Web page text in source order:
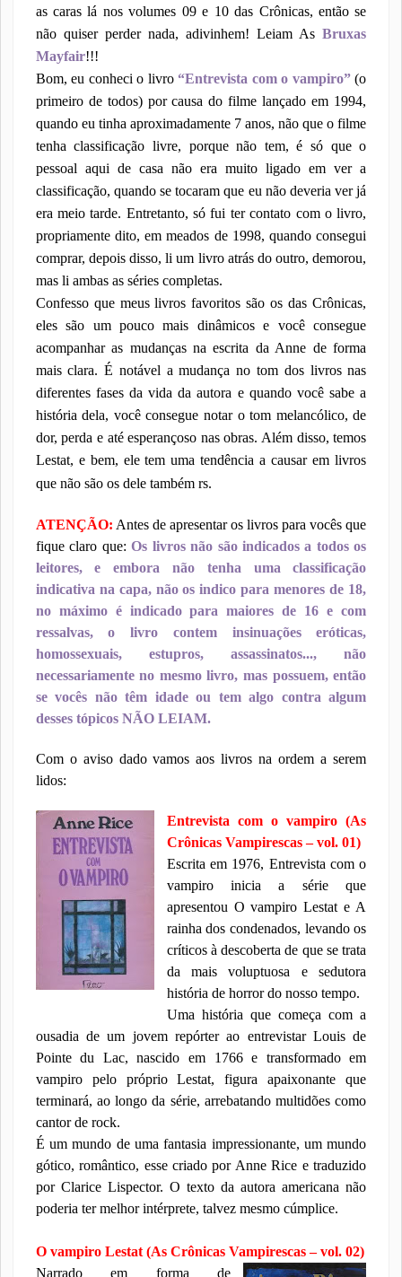
as caras lá nos volumes 09 e 10 das Crônicas, então se
não quiser perder nada, adivinhem! Leiam AsBruxas
Mayfair!!!
Bom, eu conheci o livro“Entrevista com o vampiro”(o
primeiro de todos) por causa do filme lançado em 1994,
quando eu tinha aproximadamente 7 anos, não que o filme
tenha classificação livre, porque não tem, é só que o
pessoal aqui de casa não era muito ligado em ver a
classificação, quando se tocaram que eu não deveria ver já
era meio tarde. Entretanto, só fui ter contato com o livro,
propriamente dito, em meados de 1998, quando consegui
comprar, depois disso, li um livro atrás do outro, demorou,
mas li ambas as séries completas.
Confesso que meus livros favoritos são os das Crônicas,
eles são um pouco mais dinâmicos e você consegue
acompanhar as mudanças na escrita da Anne de forma
mais clara. É notável a mudança no tom dos livros nas
diferentes fases da vida da autora e quando você sabe a
história dela, você consegue notar o tom melancólico, de
dor, perda e até esperançoso nas obras. Além disso, temos
Lestat, e bem, ele tem uma tendência a causar em livros
que não são os dele também rs.
ATENÇÃO: Antes de apresentar os livros para vocês que
fique claro que:Os livros não são indicados a todos os
leitores, e embora não tenha uma classificação
indicativa na capa, não os indico para menores de 18,
no máximo é indicado para maiores de 16 e com
ressalvas, o livro contem insinuações eróticas,
homossexuais, estupros, assassinatos..., não
necessariamente no mesmo livro, mas possuem, então
se vocês não têm idade ou tem algo contra algum
desses tópicos NÃO LEIAM.
Com o aviso dado vamos aos livros na ordem a serem
lidos:
Entrevista com o vampiro (As
Crônicas Vampirescas – vol. 01)
Escrita em 1976, Entrevista com o
vampiro inicia a série que
apresentou O vampiro Lestat e A
rainha dos condenados, levando os
críticos à descoberta de que se trata
da mais voluptuosa e sedutora
história de horror do nosso tempo.
Uma história que começa com a
ousadia de um jovem repórter ao entrevistar Louis de
Pointe du Lac, nascido em 1766 e transformado em
vampiro pelo próprio Lestat, figura apaixonante que
terminará, ao longo da série, arrebatando multidões como
cantor de rock.
É um mundo de uma fantasia impressionante, um mundo
gótico, romântico, esse criado por Anne Rice e traduzido
por Clarice Lispector. O texto da autora americana não
poderia ter melhor intérprete, talvez mesmo cúmplice.
O vampiro Lestat (As Crônicas Vampirescas – vol. 02)
Narrado em forma de